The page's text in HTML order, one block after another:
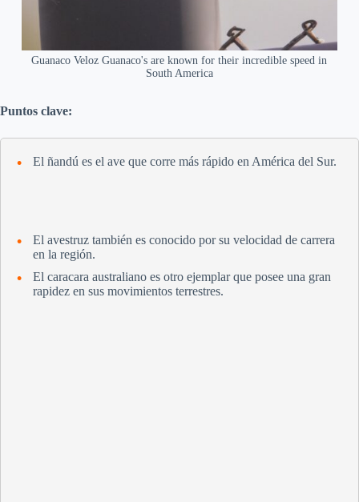
Guanaco Veloz Guanaco's are known for their incredible speed in
South America
Puntos clave:
El ñandú es el ave que corre más rápido en América del Sur.
El avestruz también es conocido por su velocidad de carrera
en la región.
El caracara australiano es otro ejemplar que posee una gran
rapidez en sus movimientos terrestres.